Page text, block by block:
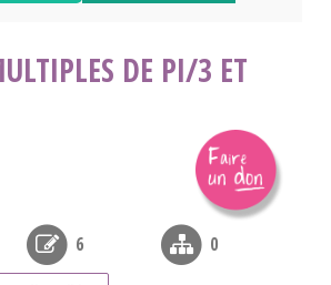
DE PI/3 ET
6 0